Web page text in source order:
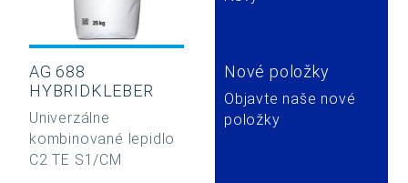
AG 688
HYBRIDKLEBER
Univerzálne
kombinované lepidlo
C2 TE S1/CM
Nové položky
Objavte naše nové
položky